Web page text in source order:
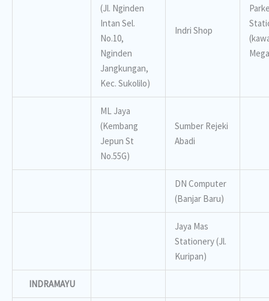
(Jl. Nginden
Intan Sel.
No.10,
Nginden
Jangkungan,
Kec. Sukolilo)
Indri Shop
ML Jaya
(Kembang
Jepun St
No.55G)
Sumber Rejeki
Abadi
DN Computer
(Banjar Baru)
Jaya Mas
Stationery (Jl.
Kuripan)
INDRAMAYU